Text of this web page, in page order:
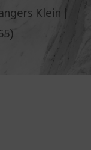
Klein |